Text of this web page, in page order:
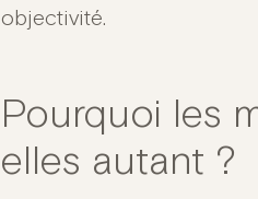
objectivité.
Pourquoi les
elles autant ?